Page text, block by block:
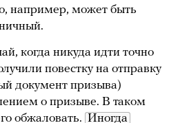
например, может быть
когда никуда идти точно
повестку на отправку
документ призыва)
о призыве. В таком
обжаловать. Иногда